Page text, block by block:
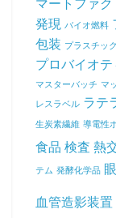
発現 バイオ燃料
包装 プラスチッ
プロバイオテ
マスターバッチ マ
レスラベル ラテ
生炭素繊維 導電性
食品 検査 熱
テム 発酵化学品
血管造影装置